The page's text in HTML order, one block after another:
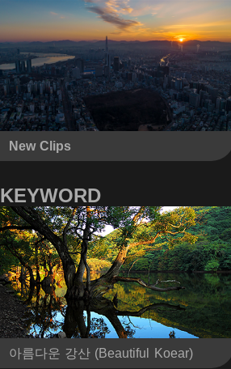
New Clips
KEYWORD
아름다운 강산 (Beautiful Koear)